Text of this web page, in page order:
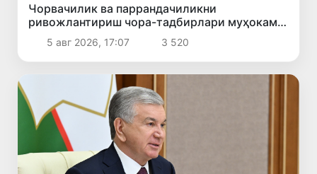
Чорвачилик ва паррандачиликни
ривожлантириш чора-тадбирлари муҳокама
қилинди
5 авг 2026, 17:07 3 520